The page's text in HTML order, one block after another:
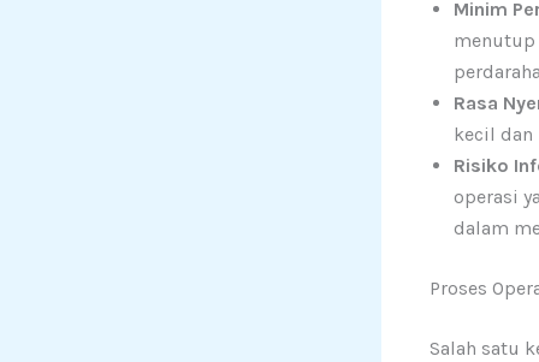
Minim
menutup
Rasa
kecil
Risiko
operasi
dalam
Proses
Salah satu